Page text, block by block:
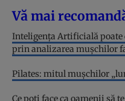
Vă mai
Inteligența Artificială poate
prin analizarea mușchilor
Pilates: mitul mușchilor
Ce poți face ca oamenii să